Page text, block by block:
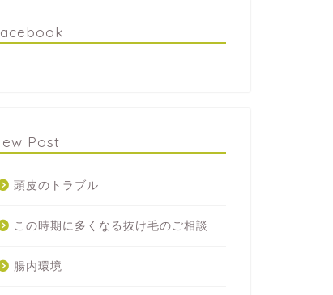
Facebook
New Post
頭皮のトラブル
この時期に多くなる抜け毛のご相談
腸内環境